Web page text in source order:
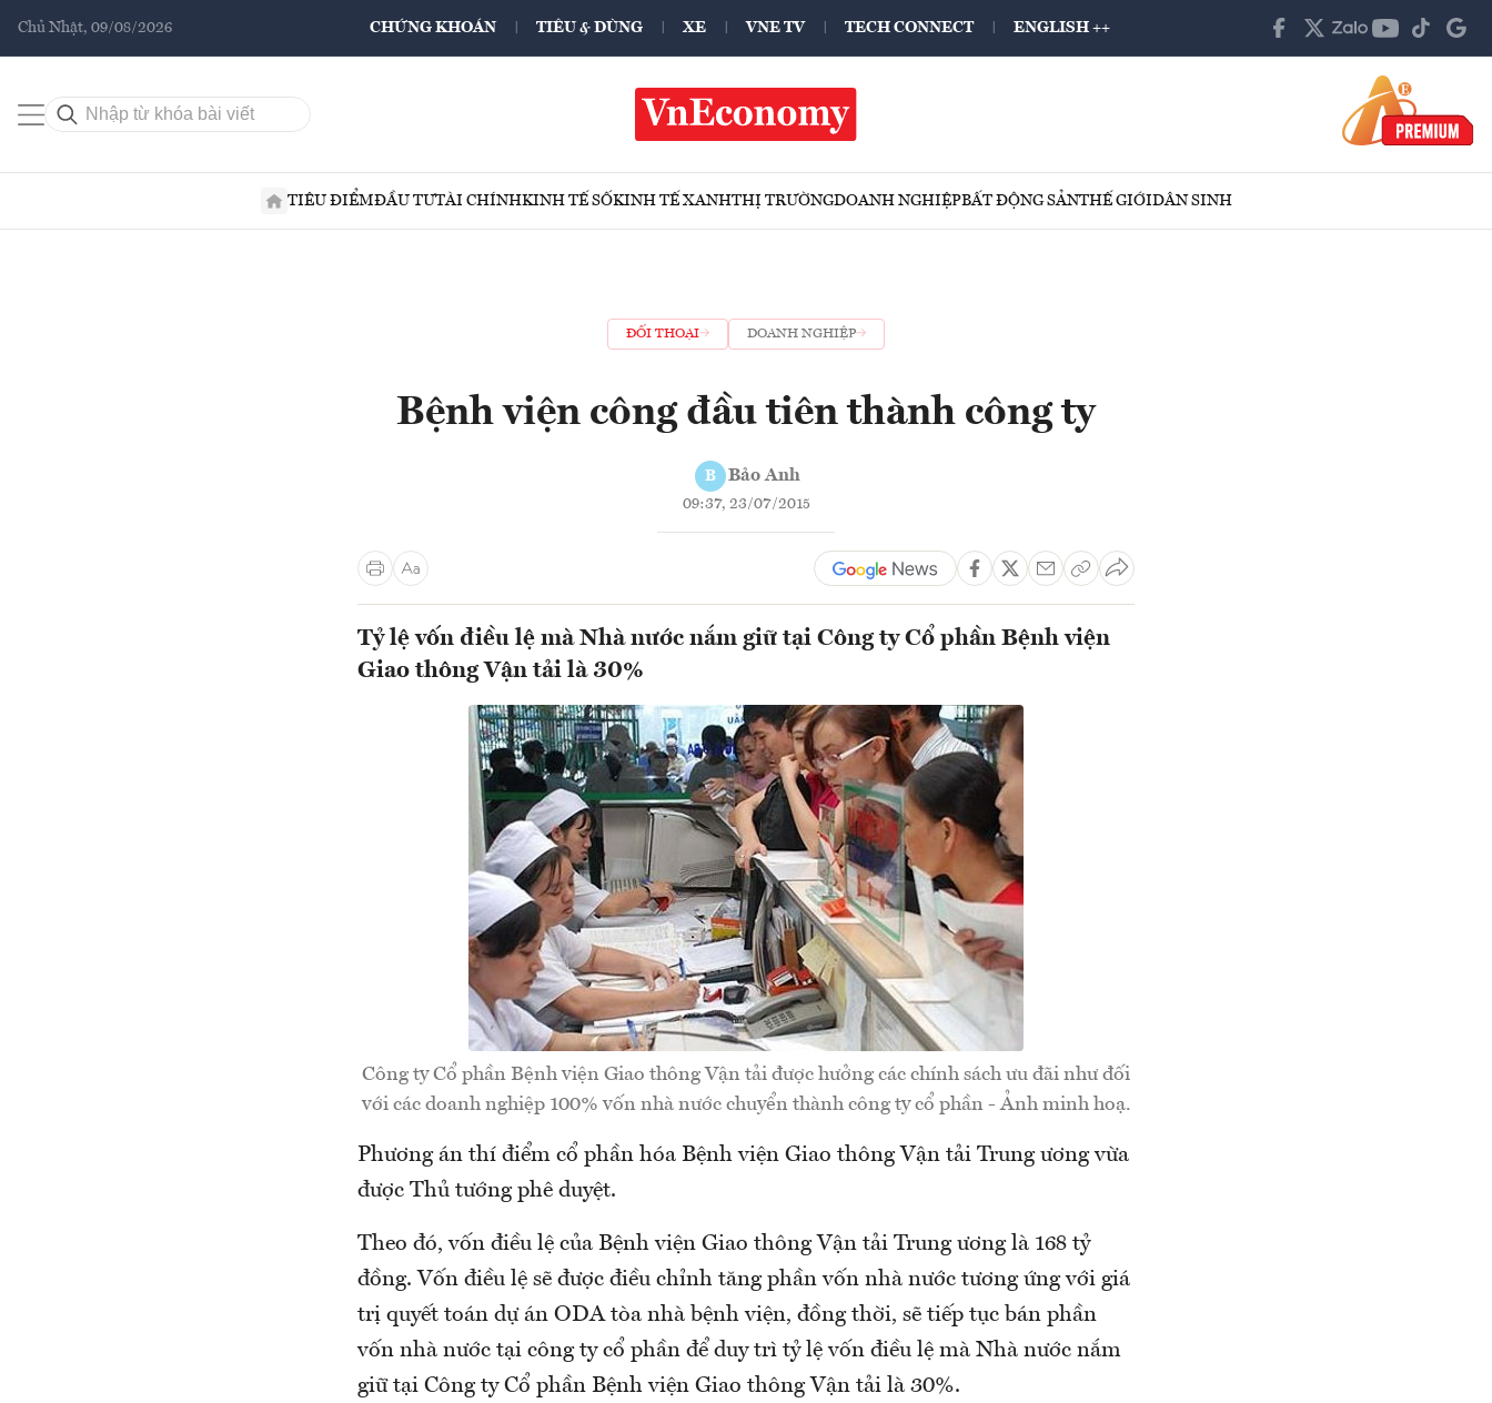
Chủ Nhật, 09/08/2026 CHỨNG KHOÁN TIÊU & DÙNG XE VNE TV TECH CONNECT ENGLISH ++
TIÊU ĐIỂMĐẦU TƯTÀI CHÍNHKINH TẾ SỐKINH TẾ XANHTHỊ TRƯỜNGDOANH NGHIỆPBẤT ĐỘNG SẢNTHẾ GIỚIDÂN SINH
ĐỐI THOẠI DOANH NGHIỆP
Bệnh viện công đầu tiên thành công ty
B Bảo Anh
09:37, 23/07/2015
Tỷ lệ vốn điều lệ mà Nhà nước nắm giữ tại Công ty Cổ phần Bệnh viện
Giao thông Vận tải là 30%
Công ty Cổ phần Bệnh viện Giao thông Vận tải được hưởng các chính sách ưu đãi như đối
với các doanh nghiệp 100% vốn nhà nước chuyển thành công ty cổ phần - Ảnh minh hoạ.
Phương án thí điểm cổ phần hóa Bệnh viện Giao thông Vận tải Trung ương vừa
được Thủ tướng phê duyệt.
Theo đó, vốn điều lệ của Bệnh viện Giao thông Vận tải Trung ương là 168 tỷ
đồng. Vốn điều lệ sẽ được điều chỉnh tăng phần vốn nhà nước tương ứng với giá
trị quyết toán dự án ODA tòa nhà bệnh viện, đồng thời, sẽ tiếp tục bán phần
vốn nhà nước tại công ty cổ phần để duy trì tỷ lệ vốn điều lệ mà Nhà nước nắm
giữ tại Công ty Cổ phần Bệnh viện Giao thông Vận tải là 30%.